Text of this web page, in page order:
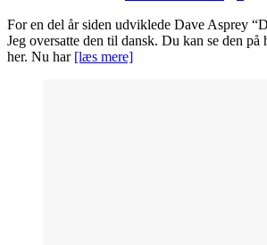
For en del år siden udviklede Dave Asprey
Jeg oversatte den til dansk. Du kan se den på
her. Nu har [læs mere]